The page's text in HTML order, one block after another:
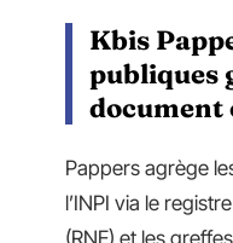
Kbis
publiques
document
Pappers agrège
l’INPI via le